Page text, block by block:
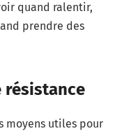
quand ralentir,
prendre des
résistance
moyens utiles pour